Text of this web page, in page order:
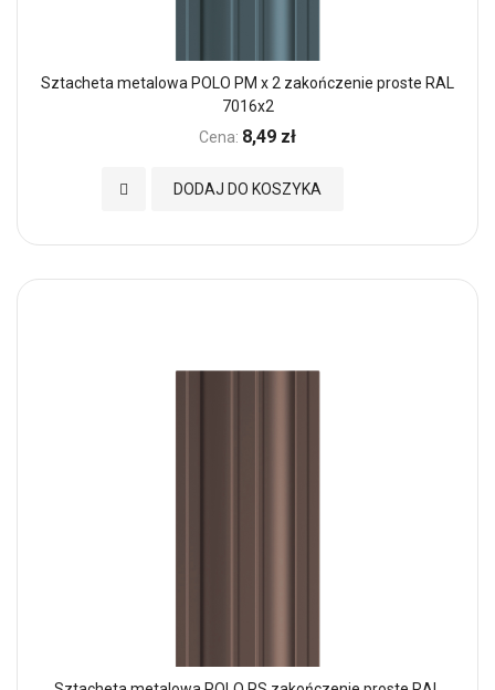
Sztacheta metalowa POLO PM x 2 zakończenie proste RAL
7016x2
Cena: 8,49 zł
DODAJ DO KOSZYKA
Dodaj do Ulubionych